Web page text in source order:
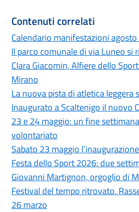
Contenuti correlati
Calendario manifestazioni
Il parco comunale di via Luneo
Clara Giacomin, Alfiere dello
Mirano
La nuova pista di atletica
Inaugurato a Scaltenigo il nuovo
23 e 24 maggio: un fine
volontariato
Sabato 23 maggio
Festa dello Sport 2026: due
Giovanni Martignon, orgoglio di
Festival del tempo ritrovato.
26 marzo